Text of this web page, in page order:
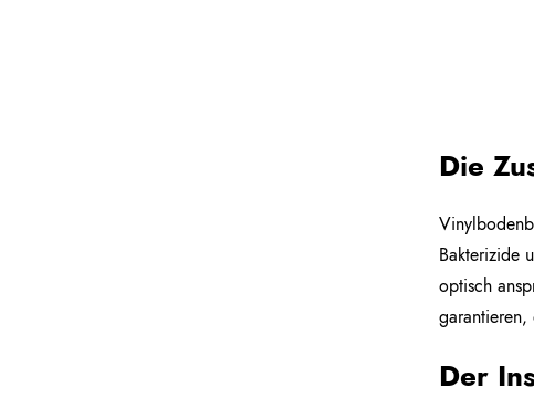
Die
Bakterizide
optisch
garantieren,
Der